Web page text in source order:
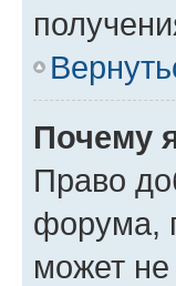
Почему
Право
форума,
может